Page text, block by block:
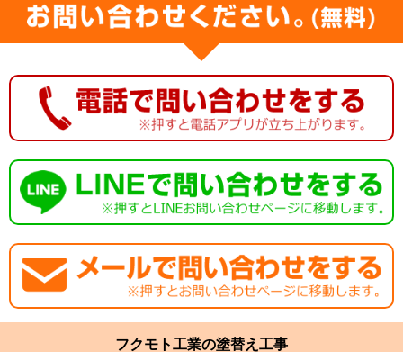
フクモト工業の塗替え工事